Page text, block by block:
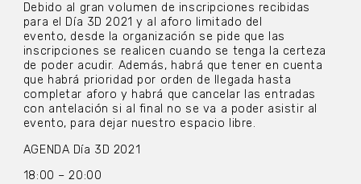
Debido al gran volumen de inscripciones recibidas
para el Día 3D 2021 y al aforo limitado del
evento, desde la organización se pide que las
inscripciones se realicen cuando se tenga la certeza
de poder acudir. Además, habrá que tener en cuenta
que habrá prioridad por orden de llegada hasta
completar aforo y habrá que cancelar las entradas
con antelación si al final no se va a poder asistir al
evento, para dejar nuestro espacio libre.
AGENDA Día 3D 2021
18:00 – 20:00